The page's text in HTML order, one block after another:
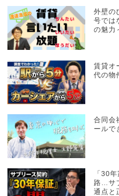
外壁の
号では
の魅力
賃貸オ
代の物
合同会
ールで
「30
路…サ
通点と